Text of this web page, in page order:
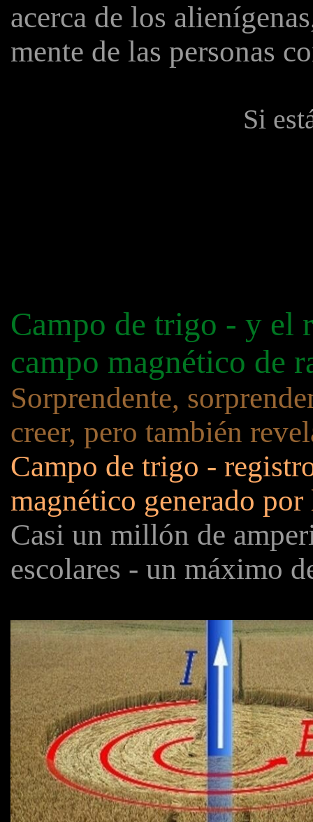
acerca de los
mente de las personas
Si
Campo de trigo - y el
campo magnético de
Sorprendente,
creer, pero también
Campo de trigo -
magnético generado
Casi un millón de
escolares - un máximo